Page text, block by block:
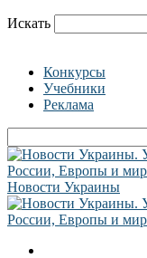
Искать
Конкурсы
Учебники
Реклама
Новости Украины